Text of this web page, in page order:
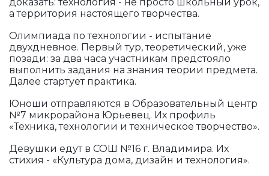
а территория настоящего творчества.
Олимпиада по технологии - испытание
двухдневное. Первый тур, теоретический, уже
позади: за два часа участникам предстояло
выполнить задания на знания теории предмета.
Далее стартует практика.
Юноши отправляются в Образовательный центр
№7 микрорайона Юрьевец. Их профиль
«Техника, технологии и техническое творчество».
Девушки едут в СОШ №16 г. Владимира. Их
стихия - «Культура дома, дизайн и технология».